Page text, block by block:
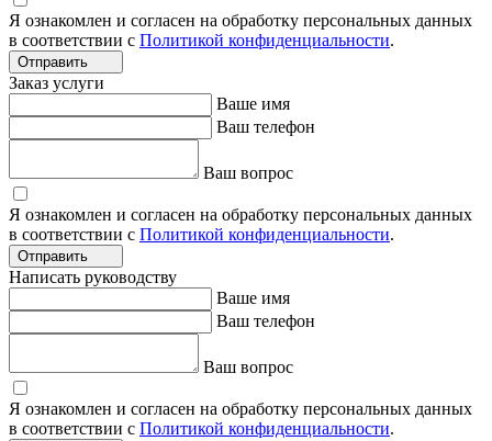
Я ознакомлен и согласен на обработку персональных данных
в соответствии с Политикой конфиденциальности.
Отправить
Заказ услуги
Ваше имя
Ваш телефон
Ваш вопрос
Я ознакомлен и согласен на обработку персональных данных
в соответствии с Политикой конфиденциальности.
Отправить
Написать руководству
Ваше имя
Ваш телефон
Ваш вопрос
Я ознакомлен и согласен на обработку персональных данных
в соответствии с Политикой конфиденциальности.